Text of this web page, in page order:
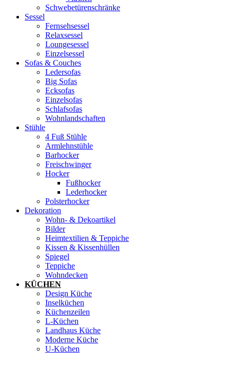
Schwebetürenschränke
Sessel
Fernsehsessel
Relaxsessel
Loungesessel
Einzelsessel
Sofas & Couches
Ledersofas
Big Sofas
Ecksofas
Einzelsofas
Schlafsofas
Wohnlandschaften
Stühle
4 Fuß Stühle
Armlehnstühle
Barhocker
Freischwinger
Hocker
Fußhocker
Lederhocker
Polsterhocker
Dekoration
Wohn- & Dekoartikel
Bilder
Heimtextilien & Teppiche
Kissen & Kissenhüllen
Spiegel
Teppiche
Wohndecken
KÜCHEN
Design Küche
Inselküchen
Küchenzeilen
L-Küchen
Landhaus Küche
Moderne Küche
U-Küchen